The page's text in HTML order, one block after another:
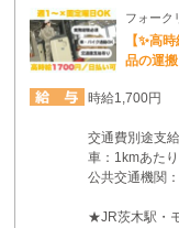
フォーク
【✨高
品の運搬
時給1,700円
交通費別途支給
車：1kmあた
公共交通機関
★JR茨木駅・